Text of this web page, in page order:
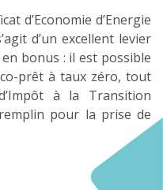
d’Economie d’Energie
d’un excellent levier
bonus : il est possible
prêt à taux zéro, tout
à la Transition
pour la prise de